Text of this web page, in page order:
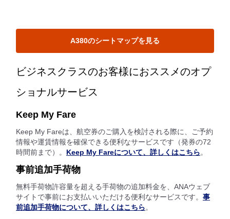
A380のシートマップを見る
ビジネスクラスのお客様におススメのオプ
ショナルサービス
Keep My Fare
Keep My Fareは、航空券のご購入を検討される際に、ご予約
情報や運賃情報を確保できる便利なサービスです（発券の72
時間前まで）。 Keep My Fareについて、詳しくはこちら。
事前追加手荷物
無料手荷物許容量を超える手荷物の追加料金を、ANAウェブ
サイトで事前にお支払いいただける便利なサービスです。 事
前追加手荷物について、詳しくはこちら。